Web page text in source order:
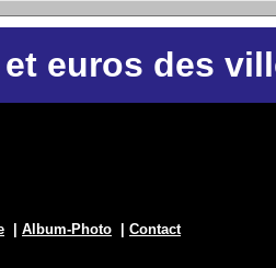
euros des
Album-Photo Contact